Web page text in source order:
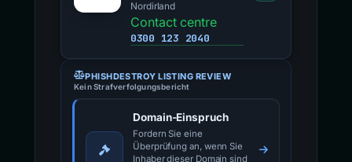
Nordirland
Contact centre
0300 123 2040
PHISHDESTROY LISTING REVIEW
Kein Strafverfolgungsbericht
Domain-Einspruch
Fordern Sie eine
Überprüfung an, wenn Sie
Inhaber dieser Domain sind